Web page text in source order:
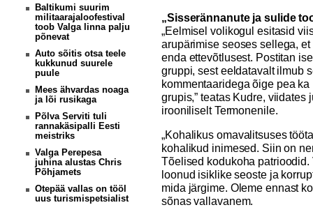
Baltikumi suurim
militaarajaloofestival
toob Valga linna palju
põnevat
Auto sõitis otsa teele
kukkunud suurele
puule
Mees ähvardas noaga
ja lõi rusikaga
Põlva Serviti tuli
rannakäsipalli Eesti
meistriks
Valga Perepesa
juhina alustas Chris
Põhjamets
Otepää vallas on tööl
uus turismispetsialist
„Sisserännanute ja sulide
„Eelmisel volikogul esitasid
arupärimise seoses sellega,
enda ettevõtlusest. Postitan
gruppi, sest eeldatavalt ilmub
kommentaaridega õige pea
grupis,” teatas Kudre,
irooniliselt Termonenile.
„Kohalikus omavalitsuses
kohalikud inimesed. Siin on
Tõelised kodukoha
loonud isiklike seoste ja
mida järgime. Oleme ennast
sõnas vallavanem.